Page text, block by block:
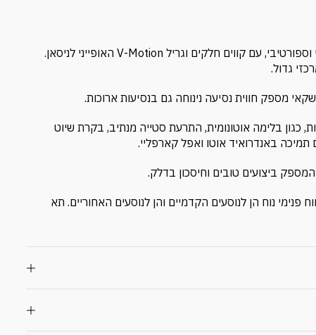
עיצוב מתוחכם: הקשקאי אסנטה 2025 מציג עיצוב חיצוני אלגנטי וספורטיבי, עם קווים חלקים וגריל V-Motion האופייני לניסאן.
גדול.
מספק חווית נסיעה נינוחה גם בנסיעות ארוכות.
כגון בלימה אוטונומית, התרעת סטייה מנתיב, בקרת שיוט
באנדרואיד אוטו ואפל קארפליי.
נוח הן לנוסעים הקדמיים והן לנוסעים האחוריים. תא